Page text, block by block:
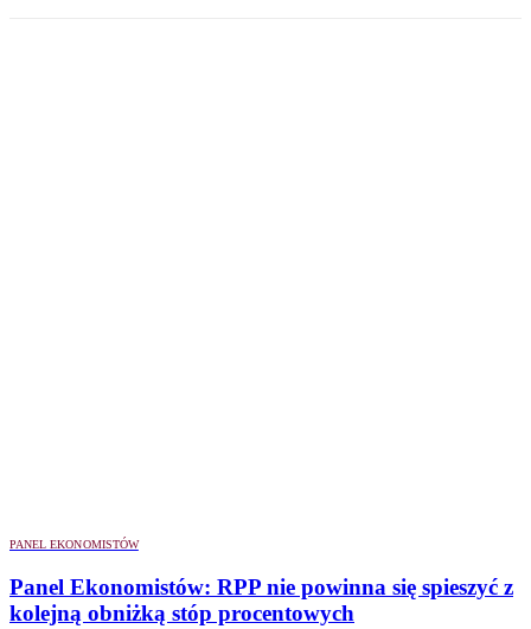
PANEL EKONOMISTÓW
Panel Ekonomistów: RPP nie powinna się spieszyć z
kolejną obniżką stóp procentowych